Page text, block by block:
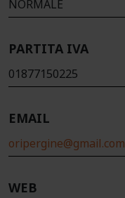
NORMALE
PARTITA IVA
01877150225
EMAIL
oripergine@gmail.com
WEB